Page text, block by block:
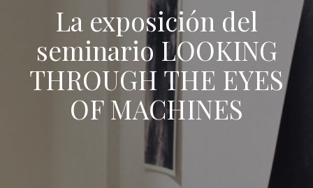
La exposición del
seminario LOOKING
THROUGH THE EYES
OF MACHINES